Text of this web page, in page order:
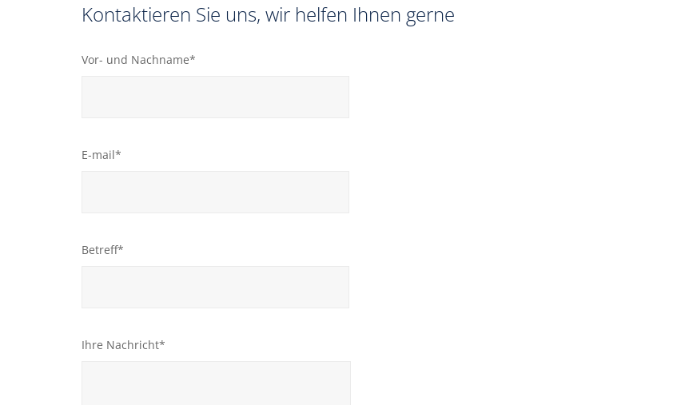
Kontaktieren Sie uns, wir helfen Ihnen gerne
Vor- und Nachname*
E-mail*
Betreff*
Ihre Nachricht*